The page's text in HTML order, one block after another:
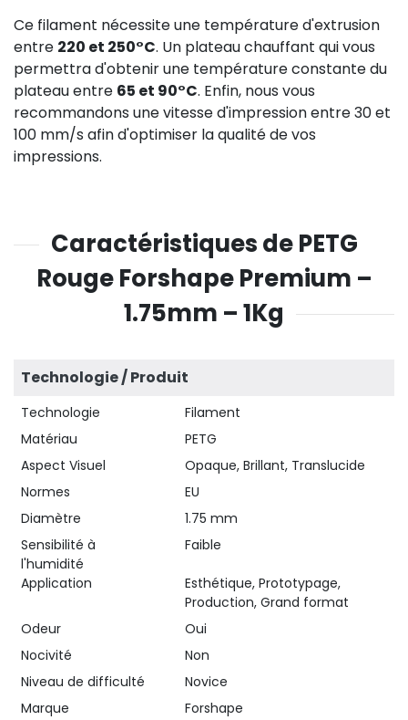
Ce filament nécessite une température d'extrusion
entre 220 et 250°C. Un plateau chauffant qui vous
permettra d'obtenir une température constante du
plateau entre 65 et 90°C. Enfin, nous vous
recommandons une vitesse d'impression entre 30 et
100 mm/s afin d'optimiser la qualité de vos
impressions.
Caractéristiques de PETG
Rouge Forshape Premium –
1.75mm – 1Kg
Technologie / Produit
Technologie
Filament
Matériau
PETG
Aspect Visuel
Opaque, Brillant, Translucide
Normes
EU
Diamètre
1.75 mm
Sensibilité à
l'humidité
Faible
Application
Esthétique, Prototypage,
Production, Grand format
Odeur
Oui
Nocivité
Non
Niveau de difficulté
Novice
Marque
Forshape